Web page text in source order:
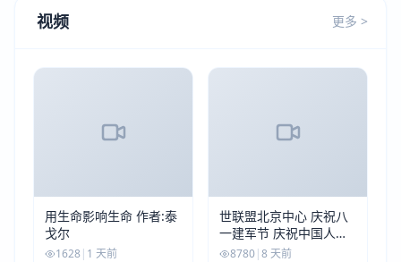
视频 更多 >
用生命影响生命 作者:泰
戈尔
1628| 1 天前
世联盟北京中心 庆祝八
一建军节 庆祝中国人民
解放军建军99周年
8780|8 天前